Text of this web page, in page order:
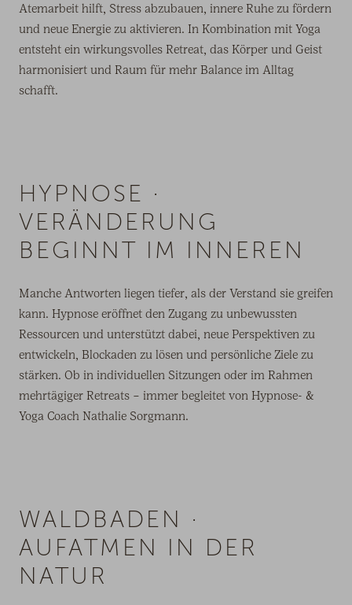
Atemarbeit hilft, Stress abzubauen, innere Ruhe zu fördern
und neue Energie zu aktivieren. In Kombination mit Yoga
entsteht ein wirkungsvolles Retreat, das Körper und Geist
harmonisiert und Raum für mehr Balance im Alltag
schafft.
HYPNOSE ·
VERÄNDERUNG
BEGINNT IM INNEREN
Manche Antworten liegen tiefer, als der Verstand sie greifen
kann. Hypnose eröffnet den Zugang zu unbewussten
Ressourcen und unterstützt dabei, neue Perspektiven zu
entwickeln, Blockaden zu lösen und persönliche Ziele zu
stärken. Ob in individuellen Sitzungen oder im Rahmen
mehrtägiger Retreats – immer begleitet von Hypnose- &
Yoga Coach Nathalie Sorgmann.
WALDBADEN ·
AUFATMEN IN DER
NATUR